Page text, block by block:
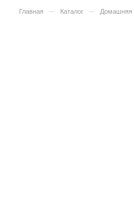
Главная – Каталог – Домашняя